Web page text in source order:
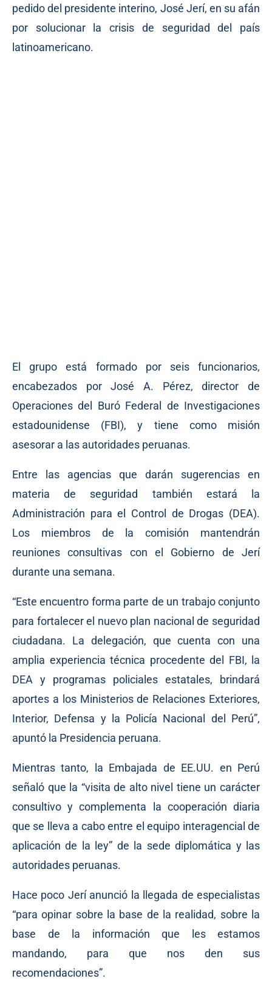
pedido del presidente interino, José Jerí, en su afán
por solucionar la crisis de seguridad del país
latinoamericano.
El grupo está formado por seis funcionarios,
encabezados por José A. Pérez, director de
Operaciones del Buró Federal de Investigaciones
estadounidense (FBI), y tiene como misión
asesorar a las autoridades peruanas.
Entre las agencias que darán sugerencias en
materia de seguridad también estará la
Administración para el Control de Drogas (DEA).
Los miembros de la comisión mantendrán
reuniones consultivas con el Gobierno de Jerí
durante una semana.
“Este encuentro forma parte de un trabajo conjunto
para fortalecer el nuevo plan nacional de seguridad
ciudadana. La delegación, que cuenta con una
amplia experiencia técnica procedente del FBI, la
DEA y programas policiales estatales, brindará
aportes a los Ministerios de Relaciones Exteriores,
Interior, Defensa y la Policía Nacional del Perú”,
apuntó la Presidencia peruana.
Mientras tanto, la Embajada de EE.UU. en Perú
señaló que la “visita de alto nivel tiene un carácter
consultivo y complementa la cooperación diaria
que se lleva a cabo entre el equipo interagencial de
aplicación de la ley” de la sede diplomática y las
autoridades peruanas.
Hace poco Jerí anunció la llegada de especialistas
“para opinar sobre la base de la realidad, sobre la
base de la información que les estamos
mandando, para que nos den sus
recomendaciones”.